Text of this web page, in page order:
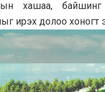
хашаа, байшинг
ирэх долоо хоногт